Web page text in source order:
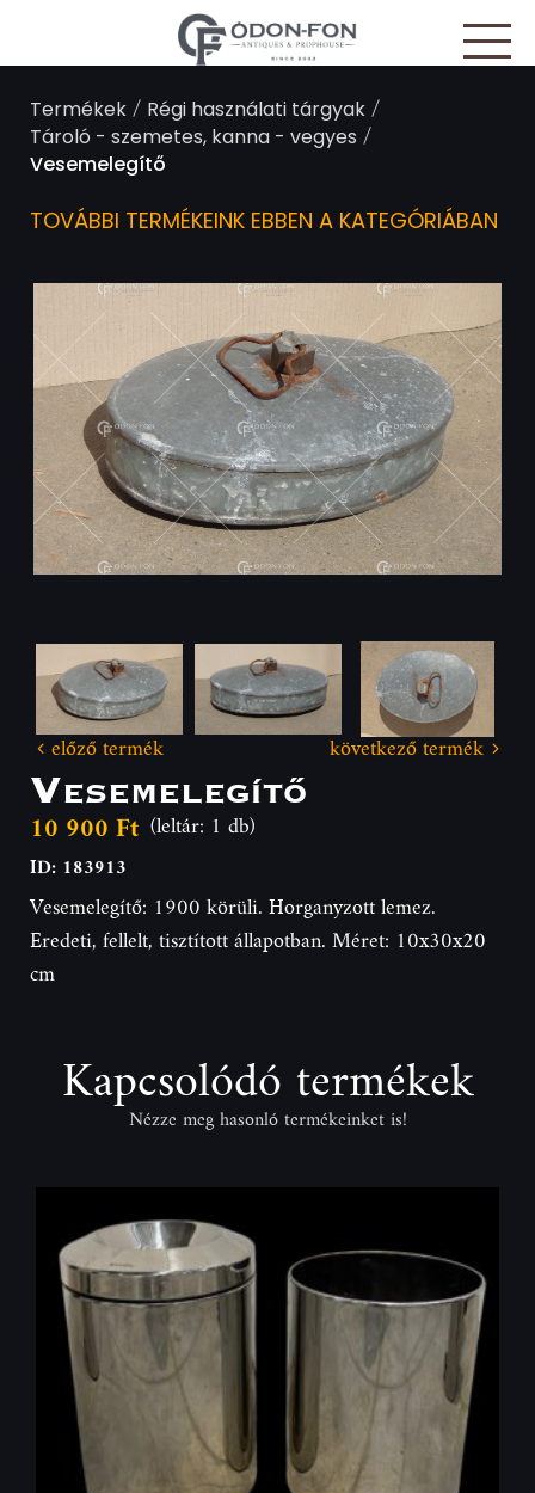
Termékek/ Régi használati tárgyak/
Tároló - szemetes, kanna - vegyes /
Vesemelegítő
TOVÁBBI TERMÉKEINK EBBEN A KATEGÓRIÁBAN
előző termék következő termék
Vesemelegítő
10 900 Ft (leltár: 1 db)
ID: 183913
Vesemelegítő: 1900 körüli. Horganyzott lemez.
Eredeti, fellelt, tisztított állapotban. Méret: 10x30x20
cm
Kapcsolódó termékek
Nézze meg hasonló termékeinket is!